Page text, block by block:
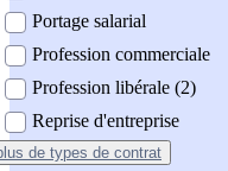
Portage salarial
Profession commerciale
Profession libérale (2)
Reprise d'entreprise
de types de contrat